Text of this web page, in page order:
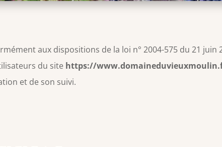
aux dispositions de la loi n° 2004-575 du 21
du site https://
et de son suivi.